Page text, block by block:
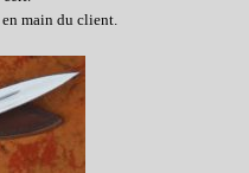
main du client.